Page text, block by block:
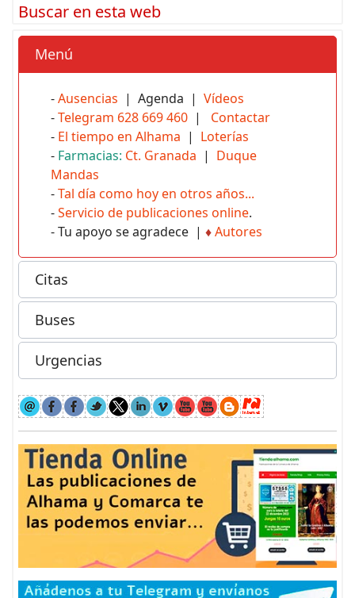
Buscar en esta web
Menú
-Ausencias | Agenda | Vídeos
-Telegram 628 669 460 | Contactar
- El tiempo en Alhama | Loterías
- Farmacias: Ct. Granada | Duque
Mandas
-Tal día como hoy en otros años...
-Servicio de publicaciones online.
- Tu apoyo se agradece | ♦Autores
Citas
Buses
Urgencias